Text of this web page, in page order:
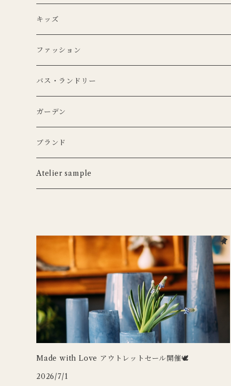
BERTOZZI
Lino e Lina
CARRON
ボウル
CARRON
KANEKO KOHYO POTTERY
マグカップ
CARRON
3RD CERAMICS
グラス
KIMOTO GLASS TOKYO
LSA
カトラリー
Cutipol
ナプキンリング
WILDLIFE GARDEN
ウッドボード
ポータブルランプ
マイクロシリーズ
クラシックシリーズ
LEDキャンドル
LEDキャンドル
Uyuni Lithing
キャンドルホルダー
LSA
DEKO candle
アニマルフック
オブジェ
フラワーベース
３RD CERAMICS
iittala
CARRON
ルームシューズ
tronco
カードホルダー
ラグ
その他インテリア
3RD CERAMICS
キッズ
ぬいぐるみ
ピロー
ファッション
トートバッグ
CARRON
サスペンダー
BERTELLES
ポーチ
tronco
バス・ランドリー
タオル
ガーデン
ブランド
Blabla Kids
DOING GOODS
DUTCH DELUXES
OFFICINA NATURALIS
Uyuni Lighting
Wildlife Garden
Atelier sample
Made with Love アウトレットセール開催🕊
2026/7/1